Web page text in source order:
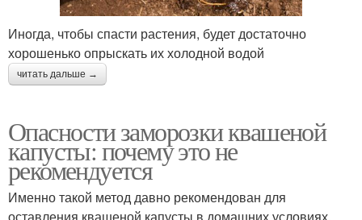
Иногда, чтобы спасти растения, будет достаточно
хорошенько опрыскать их холодной водой
читать дальше →
Опасности заморозки квашеной
капусты: почему это не
рекомендуется
Именно такой метод давно рекомендован для